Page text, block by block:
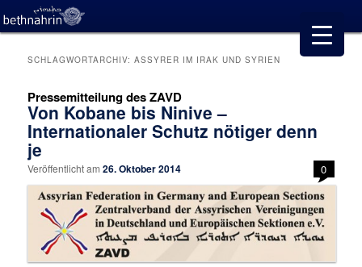
SCHLAGWORTARCHIV:ASSYRER IM IRAK UND SYRIEN
Pressemitteilung des ZAVD
Von Kobane bis Ninive –
Internationaler Schutz nötiger denn
je
Veröffentlicht am26. Oktober 2014 0